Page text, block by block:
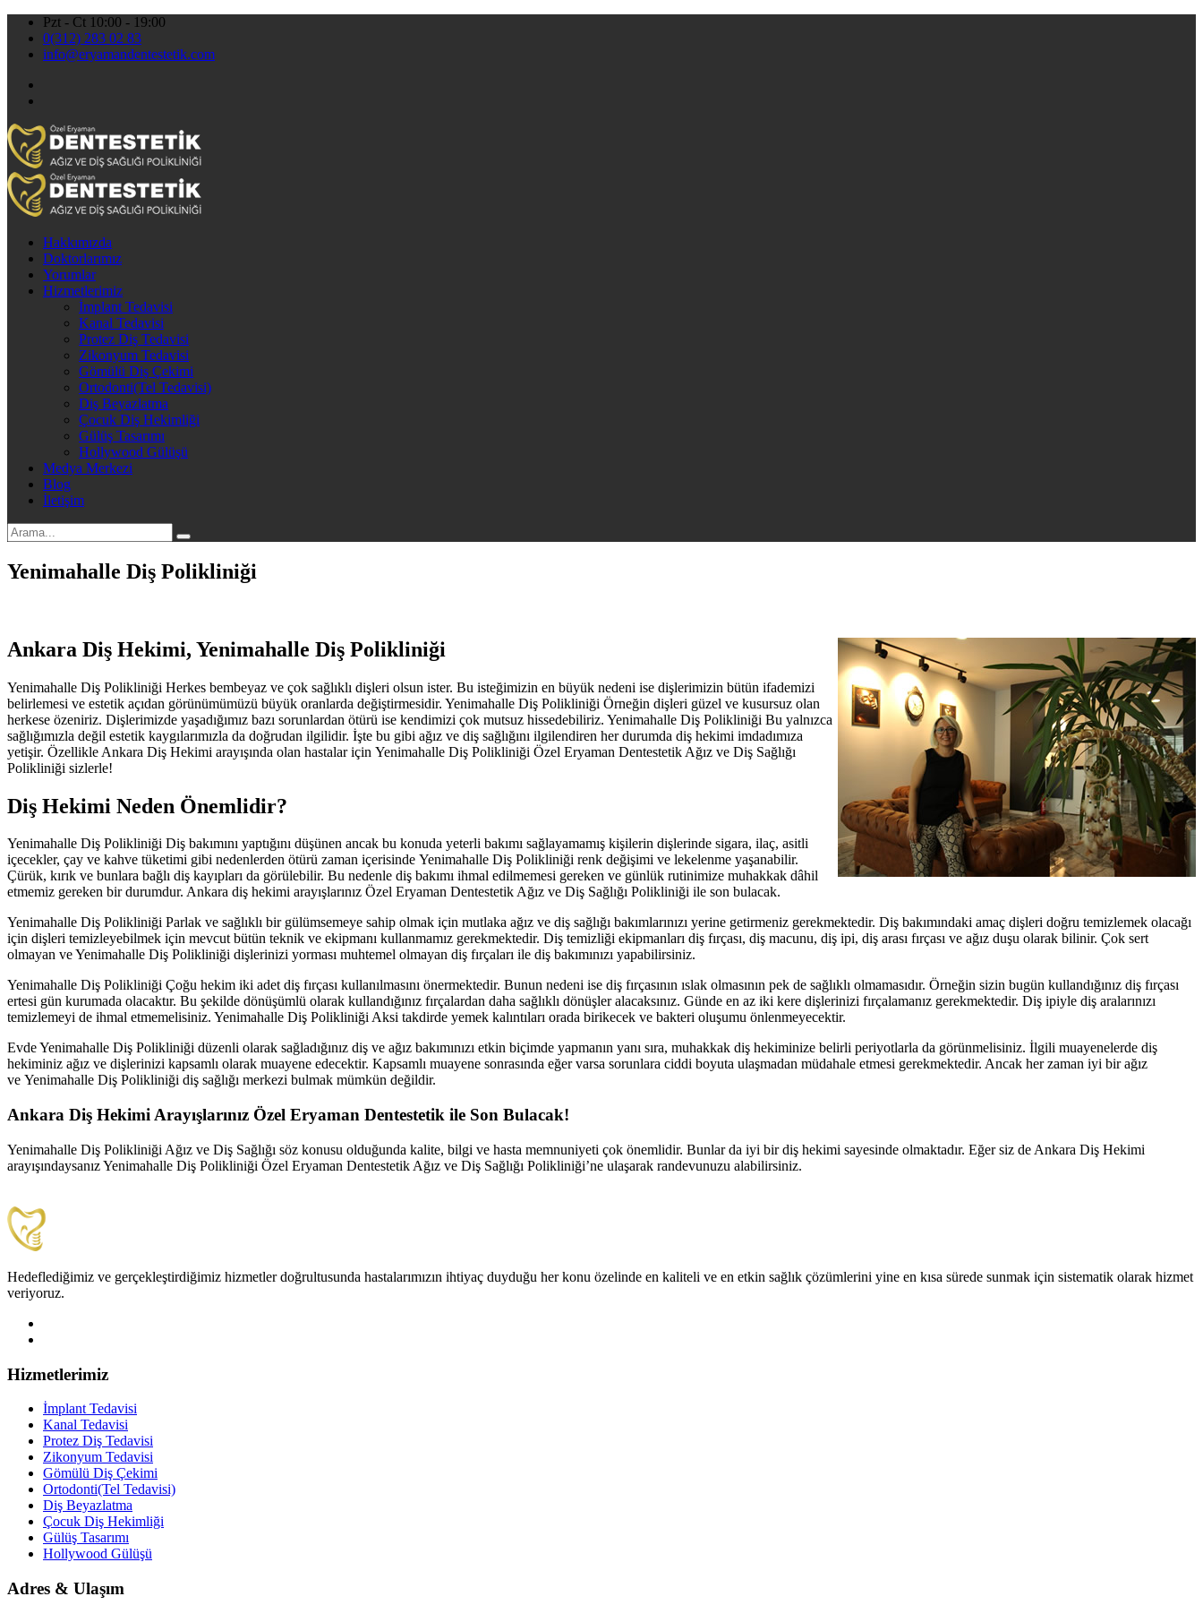
Pzt - Ct 10:00 - 19:00
0(312) 283 02 83
info@eryamandentestetik.com
Hakkımızda
Doktorlarımız
Yorumlar
Hizmetlerimiz
İmplant Tedavisi
Kanal Tedavisi
Protez Diş Tedavisi
Zikonyum Tedavisi
Gömülü Diş Çekimi
Ortodonti(Tel Tedavisi)
Diş Beyazlatma
Çocuk Diş Hekimliği
Gülüş Tasarımı
Hollywood Gülüşü
Medya Merkezi
Blog
İletişim
Yenimahalle Diş Polikliniği
Ankara Diş Hekimi, Yenimahalle Diş Polikliniği
Yenimahalle Diş Polikliniği Herkes bembeyaz ve çok sağlıklı dişleri olsun ister. Bu isteğimizin en büyük nedeni ise dişlerimizin bütün ifademizi
belirlemesi ve estetik açıdan görünümümüzü büyük oranlarda değiştirmesidir. Yenimahalle Diş Polikliniği Örneğin dişleri güzel ve kusursuz olan
herkese özeniriz. Dişlerimizde yaşadığımız bazı sorunlardan ötürü ise kendimizi çok mutsuz hissedebiliriz. Yenimahalle Diş Polikliniği Bu yalnızca
sağlığımızla değil estetik kaygılarımızla da doğrudan ilgilidir. İşte bu gibi ağız ve diş sağlığını ilgilendiren her durumda diş hekimi imdadımıza
yetişir. Özellikle Ankara Diş Hekimi arayışında olan hastalar için Yenimahalle Diş Polikliniği Özel Eryaman Dentestetik Ağız ve Diş Sağlığı
Polikliniği sizlerle!
Diş Hekimi Neden Önemlidir?
Yenimahalle Diş Polikliniği Diş bakımını yaptığını düşünen ancak bu konuda yeterli bakımı sağlayamamış kişilerin dişlerinde sigara, ilaç, asitli
içecekler, çay ve kahve tüketimi gibi nedenlerden ötürü zaman içerisinde Yenimahalle Diş Polikliniği renk değişimi ve lekelenme yaşanabilir.
Çürük, kırık ve bunlara bağlı diş kayıpları da görülebilir. Bu nedenle diş bakımı ihmal edilmemesi gereken ve günlük rutinimize muhakkak dâhil
etmemiz gereken bir durumdur. Ankara diş hekimi arayışlarınız Özel Eryaman Dentestetik Ağız ve Diş Sağlığı Polikliniği ile son bulacak.
Yenimahalle Diş Polikliniği Parlak ve sağlıklı bir gülümsemeye sahip olmak için mutlaka ağız ve diş sağlığı bakımlarınızı yerine getirmeniz gerekmektedir. Diş bakımındaki amaç dişleri doğru temizlemek olacağı
için dişleri temizleyebilmek için mevcut bütün teknik ve ekipmanı kullanmamız gerekmektedir. Diş temizliği ekipmanları diş fırçası, diş macunu, diş ipi, diş arası fırçası ve ağız duşu olarak bilinir. Çok sert
olmayan ve Yenimahalle Diş Polikliniği dişlerinizi yorması muhtemel olmayan diş fırçaları ile diş bakımınızı yapabilirsiniz.
Yenimahalle Diş Polikliniği Çoğu hekim iki adet diş fırçası kullanılmasını önermektedir. Bunun nedeni ise diş fırçasının ıslak olmasının pek de sağlıklı olmamasıdır. Örneğin sizin bugün kullandığınız diş fırçası
ertesi gün kurumada olacaktır. Bu şekilde dönüşümlü olarak kullandığınız fırçalardan daha sağlıklı dönüşler alacaksınız. Günde en az iki kere dişlerinizi fırçalamanız gerekmektedir. Diş ipiyle diş aralarınızı
temizlemeyi de ihmal etmemelisiniz. Yenimahalle Diş Polikliniği Aksi takdirde yemek kalıntıları orada birikecek ve bakteri oluşumu önlenmeyecektir.
Evde Yenimahalle Diş Polikliniği düzenli olarak sağladığınız diş ve ağız bakımınızı etkin biçimde yapmanın yanı sıra, muhakkak diş hekiminize belirli periyotlarla da görünmelisiniz. İlgili muayenelerde diş
hekiminiz ağız ve dişlerinizi kapsamlı olarak muayene edecektir. Kapsamlı muayene sonrasında eğer varsa sorunlara ciddi boyuta ulaşmadan müdahale etmesi gerekmektedir. Ancak her zaman iyi bir ağız
ve Yenimahalle Diş Polikliniği diş sağlığı merkezi bulmak mümkün değildir.
Ankara Diş Hekimi Arayışlarınız Özel Eryaman Dentestetik ile Son Bulacak!
Yenimahalle Diş Polikliniği Ağız ve Diş Sağlığı söz konusu olduğunda kalite, bilgi ve hasta memnuniyeti çok önemlidir. Bunlar da iyi bir diş hekimi sayesinde olmaktadır. Eğer siz de Ankara Diş Hekimi
arayışındaysanız Yenimahalle Diş Polikliniği Özel Eryaman Dentestetik Ağız ve Diş Sağlığı Polikliniği’ne ulaşarak randevunuzu alabilirsiniz.
Hedeflediğimiz ve gerçekleştirdiğimiz hizmetler doğrultusunda hastalarımızın ihtiyaç duyduğu her konu özelinde en kaliteli ve en etkin sağlık çözümlerini yine en kısa sürede sunmak için sistematik olarak hizmet
veriyoruz.
Hizmetlerimiz
İmplant Tedavisi
Kanal Tedavisi
Protez Diş Tedavisi
Zikonyum Tedavisi
Gömülü Diş Çekimi
Ortodonti(Tel Tedavisi)
Diş Beyazlatma
Çocuk Diş Hekimliği
Gülüş Tasarımı
Hollywood Gülüşü
Adres & Ulaşım